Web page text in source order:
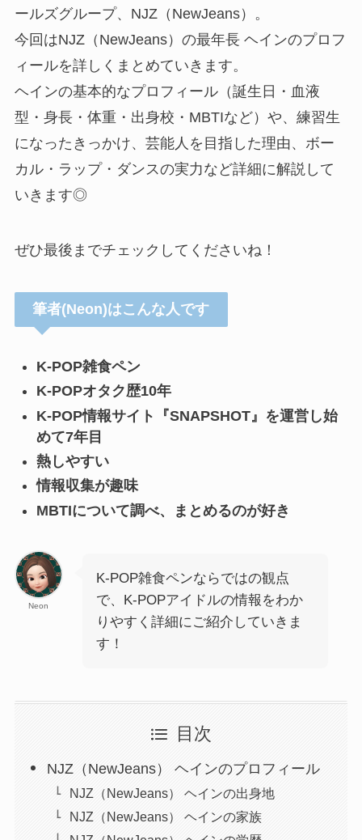
ールズグループ、NJZ（NewJeans）。
今回はNJZ（NewJeans）の最年長 ヘインのプロフ
ィールを詳しくまとめていきます。
ヘインの基本的なプロフィール（誕生日・血液
型・身長・体重・出身校・MBTIなど）や、練習生
になったきっかけ、芸能人を目指した理由、ボー
カル・ラップ・ダンスの実力など詳細に解説して
いきます◎
ぜひ最後までチェックしてくださいね！
筆者(Neon)はこんな人です
K-POP雑食ペン
K-POPオタク歴10年
K-POP情報サイト『SNAPSHOT』を運営し始
めて7年目
熱しやすい
情報収集が趣味
MBTIについて調べ、まとめるのが好き
Neon
K-POP雑食ペンならではの観点
で、K-POPアイドルの情報をわか
りやすく詳細にご紹介していきま
す！
目次
NJZ（NewJeans） ヘインのプロフィール
NJZ（NewJeans） ヘインの出身地
NJZ（NewJeans） ヘインの家族